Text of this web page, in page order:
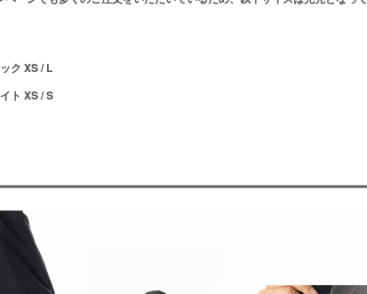
ク XS / L
ト XS / S